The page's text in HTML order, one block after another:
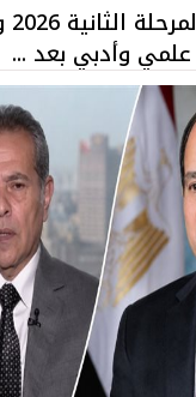
علمي وأدبي بعد ...